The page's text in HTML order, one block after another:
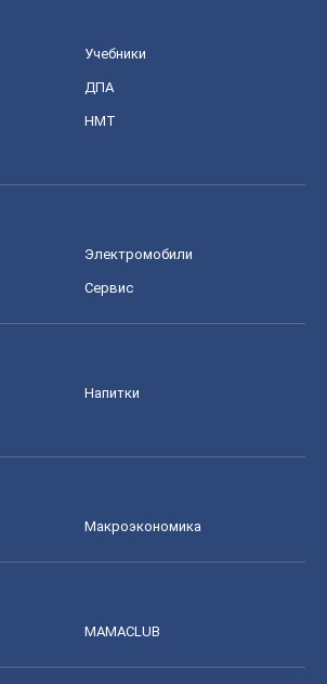
Учебники
ДПА
НМТ
Электромобили
Сервис
Напитки
Mакроэкономика
MAMACLUB